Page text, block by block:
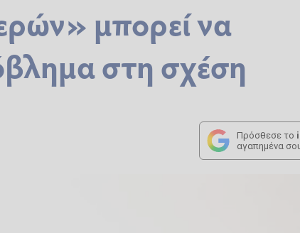
μπορεί να
στη σχέση
Πρόσθεσε το
αγαπημένα